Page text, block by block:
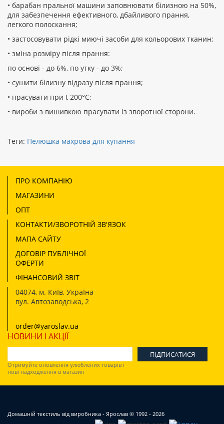
• барабан пральної машини заповнювати білизною на 50%,
для забезпечення ефективного, дбайливого прання,
легкого полоскання;
• застосовувати рідкі миючі засоби для кольорових тканин;
• зміна розміру після прання:
по основі - до 6%, по утку - до 3%;
• сушити білизну відразу після прання;
• прасувати при t 200°С;
• вироби з вишивкою прасувати із зворотної сторони.
Теги: Пелюшка махрова для купання
ПРО КОМПАНІЮ
МАГАЗИНИ
ОПТ
КОНТАКТИ/ЗВОРОТНІЙ ЗВ'ЯЗОК
МАПА САЙТУ
ДОГОВІР ПУБЛІЧНОЇ
ОФЕРТИ
ФІНАНСОВИЙ ЗВІТ
04074, м. КиЇв, УкраЇна
вул. Автозаводська, 2
order@yaroslav.ua
НОВИНИ І АКЦІЇ
Отримуйте оновлення улюблених товарів і
нові надходження в магазин
Домашній текстиль від виробника - Ярослав © 1992 - 2026